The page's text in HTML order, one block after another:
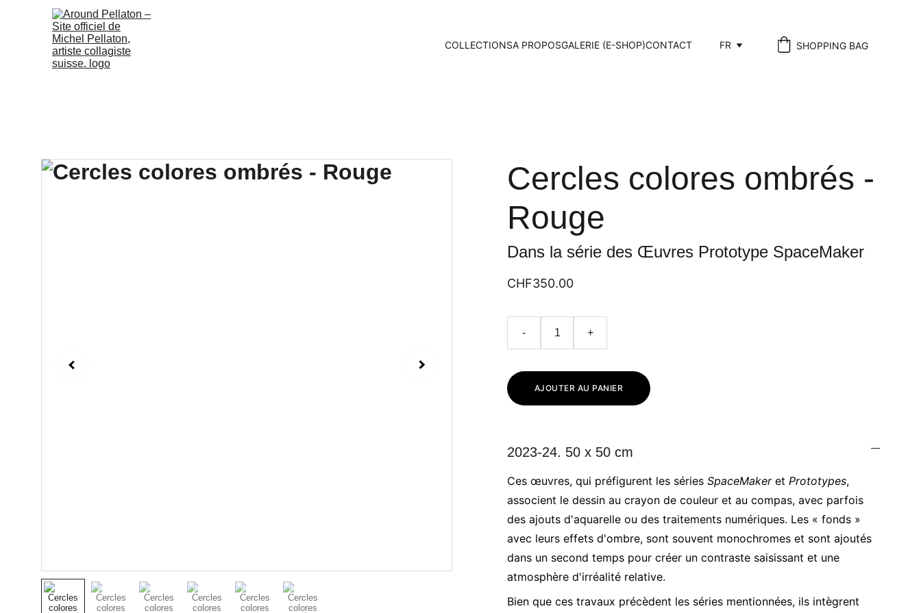
COLLECTIONSA PROPOSGALERIE (E-SHOP)CONTACT FR SHOPPING BAG
Cercles colores ombrés -
Rouge
Dans la série des Œuvres Prototype SpaceMaker
CHF350.00
- +
AJOUTER AU PANIER
2023-24. 50 x 50 cm
Ces œuvres, qui préfigurent les séries SpaceMakeret Prototypes,
associent le dessin au crayon de couleur et au compas, avec parfois
des ajouts d'aquarelle ou des traitements numériques. Les « fonds »
avec leurs effets d'ombre, sont souvent monochromes et sont ajoutés
dans un second temps pour créer un contraste saisissant et une
atmosphère d'irréalité relative.
Bien que ces travaux précèdent les séries mentionnées, ils intègrent